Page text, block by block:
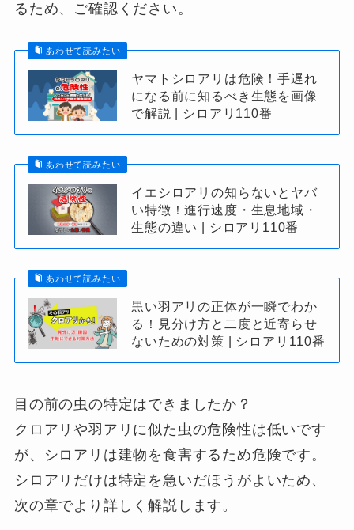
るため、ご確認ください。
あわせて読みたい
ヤマトシロアリは危険！手遅れ
になる前に知るべき生態を画像
で解説 | シロアリ110番
あわせて読みたい
イエシロアリの知らないとヤバ
い特徴！進行速度・生息地域・
生態の違い | シロアリ110番
あわせて読みたい
黒い羽アリの正体が一瞬でわか
る！見分け方と二度と近寄らせ
ないための対策 | シロアリ110番
目の前の虫の特定はできましたか？
クロアリや羽アリに似た虫の危険性は低いです
が、シロアリは建物を食害するため危険です。
シロアリだけは特定を急いだほうがよいため、
次の章でより詳しく解説します。